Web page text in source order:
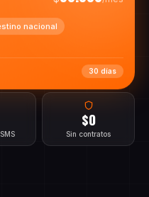
nacional
30 días
$0
Sin contratos